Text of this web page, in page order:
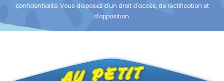
confidentialité. Vous disposez d'un droit d'accès, de rectification et
d'opposition.